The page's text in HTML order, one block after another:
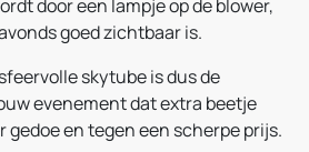
door een lampje op de blower,
goed zichtbaar is.
skytube is dus de
evenement dat extra beetje
gedoe en tegen een scherpe prijs.